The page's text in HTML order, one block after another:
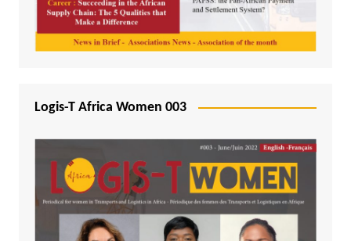
Logis-T Africa Women 003